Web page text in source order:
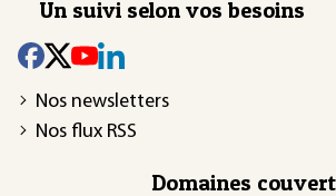
Un suivi selon vos besoins
Nos newsletters
Nos flux RSS
Domaines